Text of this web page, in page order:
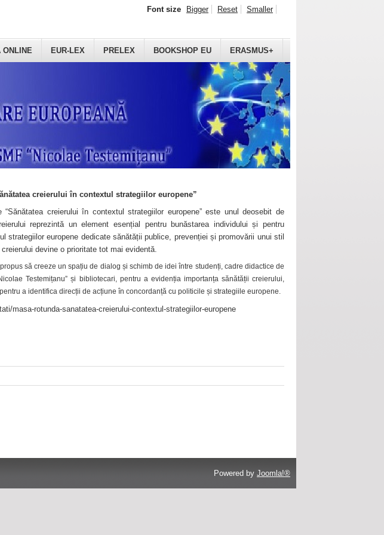
ONLINE EUR-LEX PRELEX BOOKSHOP EU ERASMUS+
Font size Bigger Reset Smaller
creierului în contextul strategiilor europene”
creierului în contextul strategiilor europene” este unul deosebit de
reprezintă un element esențial pentru bunăstarea individului și pentru
strategiilor europene dedicate sănătății publice, prevenției și promovării unui stil
devine o prioritate tot mai evidentă.
să creeze un spațiu de dialog și schimb de idei între studenți, cadre didactice de
Testemițanu” și bibliotecari, pentru a evidenția importanța sănătății creierului,
a identifica direcții de acțiune în concordanță cu politicile și strategiile europene.
masa-rotunda-sanatatea-creierului-contextul-strategiilor-europene
Powered by Joomla!®